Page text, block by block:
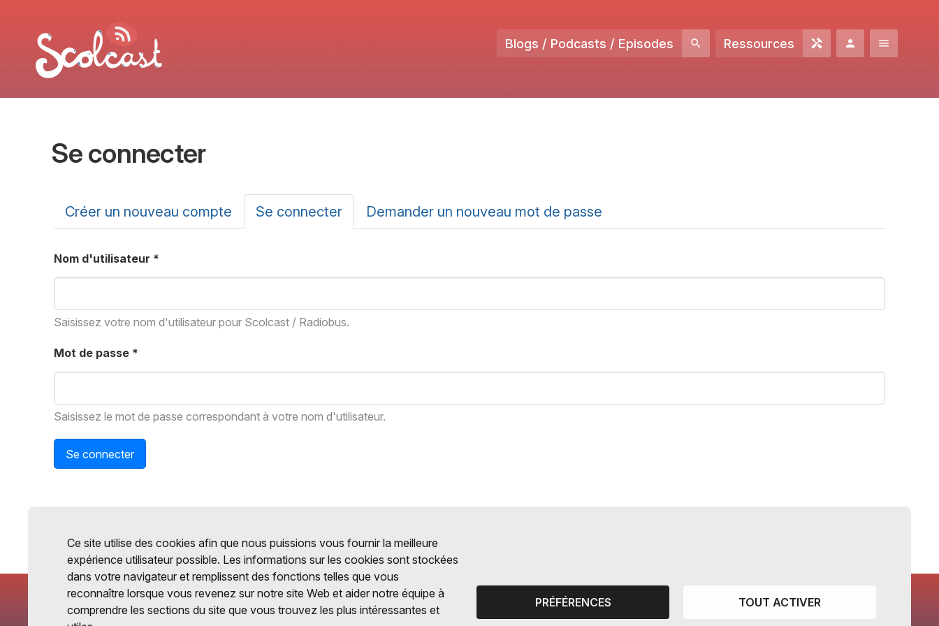
Blogs / Podcasts / Episodes Ressources
Se connecter
Onglets principaux
Créer un nouveau compte Se connecter (onglet
actif)
Demander un nouveau mot de passe
Nom d'utilisateur *
Saisissez votre nom d'utilisateur pour Scolcast / Radiobus.
Mot de passe *
Saisissez le mot de passe correspondant à votre nom d'utilisateur.
Se connecter
Ce site utilise des cookies afin que nous puissions vous fournir la meilleure
expérience utilisateur possible. Les informations sur les cookies sont stockées
dans votre navigateur et remplissent des fonctions telles que vous
reconnaître lorsque vous revenez sur notre site Web et aider notre équipe à
comprendre les sections du site que vous trouvez les plus intéressantes et
PRÉFÉRENCES TOUT ACTIVER